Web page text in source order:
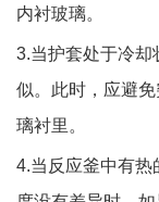
内衬玻璃。
3.当护套处于冷却
似。此时，应避
璃衬里。
4.当反应釜中有热